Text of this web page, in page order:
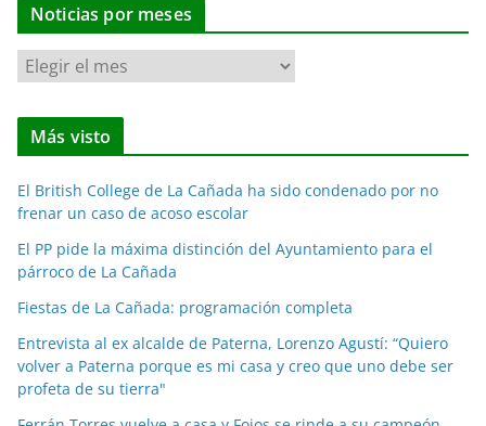
Noticias por meses
N
o
t
i
a
s
p
o
m
e
Más visto
El British College de La Cañada ha sido condenado por no
frenar un caso de acoso escolar
El PP pide la máxima distinción del Ayuntamiento para el
párroco de La Cañada
Fiestas de La Cañada: programación completa
Entrevista al ex alcalde de Paterna, Lorenzo Agustí: “Quiero
volver a Paterna porque es mi casa y creo que uno debe ser
profeta de su tierra"